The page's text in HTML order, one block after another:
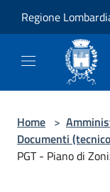
Regione
Home >
Documenti
PGT - Piano di